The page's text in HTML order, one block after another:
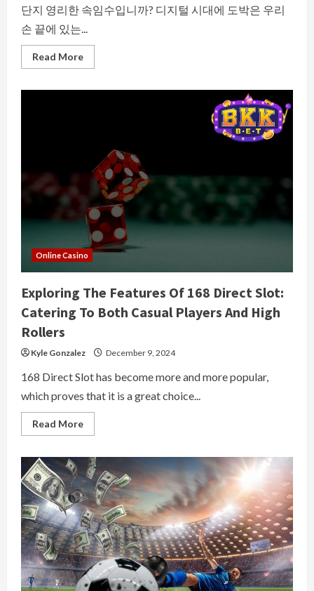
단지 영리한 속임수입니까? 디지털 시대에 도박은 우리
손 끝에 있는...
Read MoreRead
more
수
가?
라
인
카
지
노
의
세
를
탐
색
하
Online Casino
Exploring The Features Of 168 Direct Slot:
Catering To Both Casual Players And High
Rollers
Kyle Gonzalez December 9, 2024
168 Direct Slot has become more and more popular,
which proves that it is a great choice...
Read MoreRead
more
The
Features
Of
168
Direct
Slot:
Catering
To
Both
Casual
Players
And
High